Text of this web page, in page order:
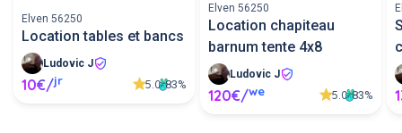
Elven 56250
Location tables et bancs
Ludovic J
10€/jr 5.0 83%
Elven 56250
Location chapiteau
barnum tente 4x8
Ludovic J
120€/we 5.0 83%